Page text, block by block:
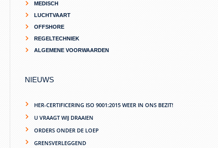
MEDISCH
LUCHTVAART
OFFSHORE
REGELTECHNIEK
ALGEMENE VOORWAARDEN
NIEUWS
HER-CERTIFICERING ISO 9001:2015 WEER IN ONS BEZIT!
U VRAAGT WIJ DRAAIEN
ORDERS ONDER DE LOEP
GRENSVERLEGGEND